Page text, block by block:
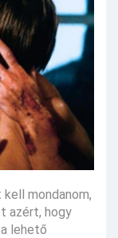
mondanom,
azért, hogy
lehető